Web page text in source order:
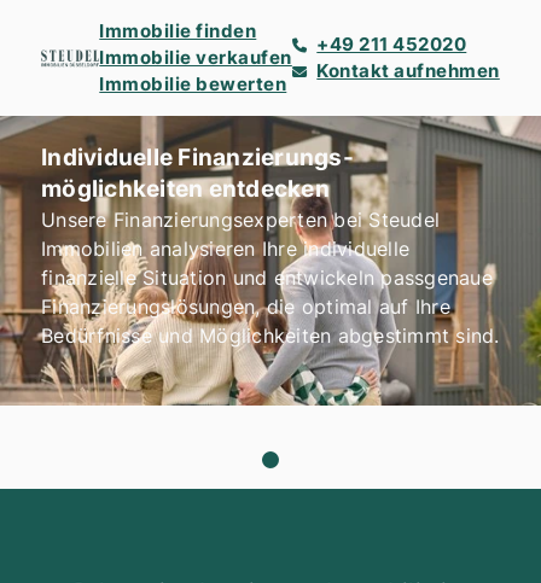
Immobilie finden
Immobilie verkaufen
Immobilie bewerten
+49 211 452020
Kontakt aufnehmen
Individuelle Finanzierungs-
möglichkeiten entdecken
Unsere Finanzierungsexperten bei Steudel
Immobilien analysieren Ihre individuelle
finanzielle Situation und entwickeln passgenaue
Finanzierungslösungen, die optimal auf Ihre
Bedürfnisse und Möglichkeiten abgestimmt sind.